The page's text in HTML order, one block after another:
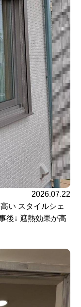
2026.07.22
い スタイルシェ
後↓ 遮熱効果が高